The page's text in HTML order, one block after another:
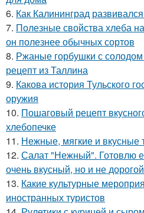
6. Как Калининград
7. Полезные свойства хлеба
он полезнее обычных сортов
8. Ржаные горбушки с солодом
рецепт из Таллина
9. Какова история Тульского
оружия
10. Пошаговый рецепт
хлебопечке
11. Нежные, мягкие и вкусные
12. Салат "Нежный". Готовлю
очень вкусный, но и не
13. Какие культурные
иностранных туристов